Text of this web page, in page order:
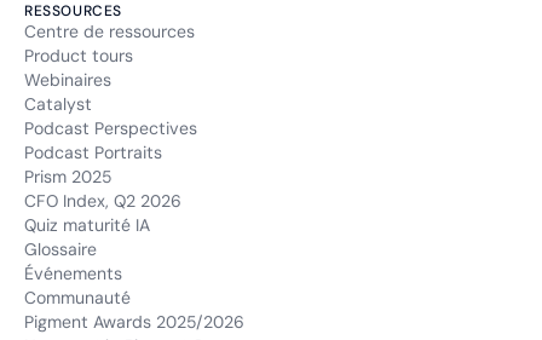
RESSOURCES
Centre de ressources
Product tours
Webinaires
Catalyst
Podcast Perspectives
Podcast Portraits
Prism 2025
CFO Index, Q2 2026
Quiz maturité IA
Glossaire
Événements
Communauté
Pigment Awards 2025/2026